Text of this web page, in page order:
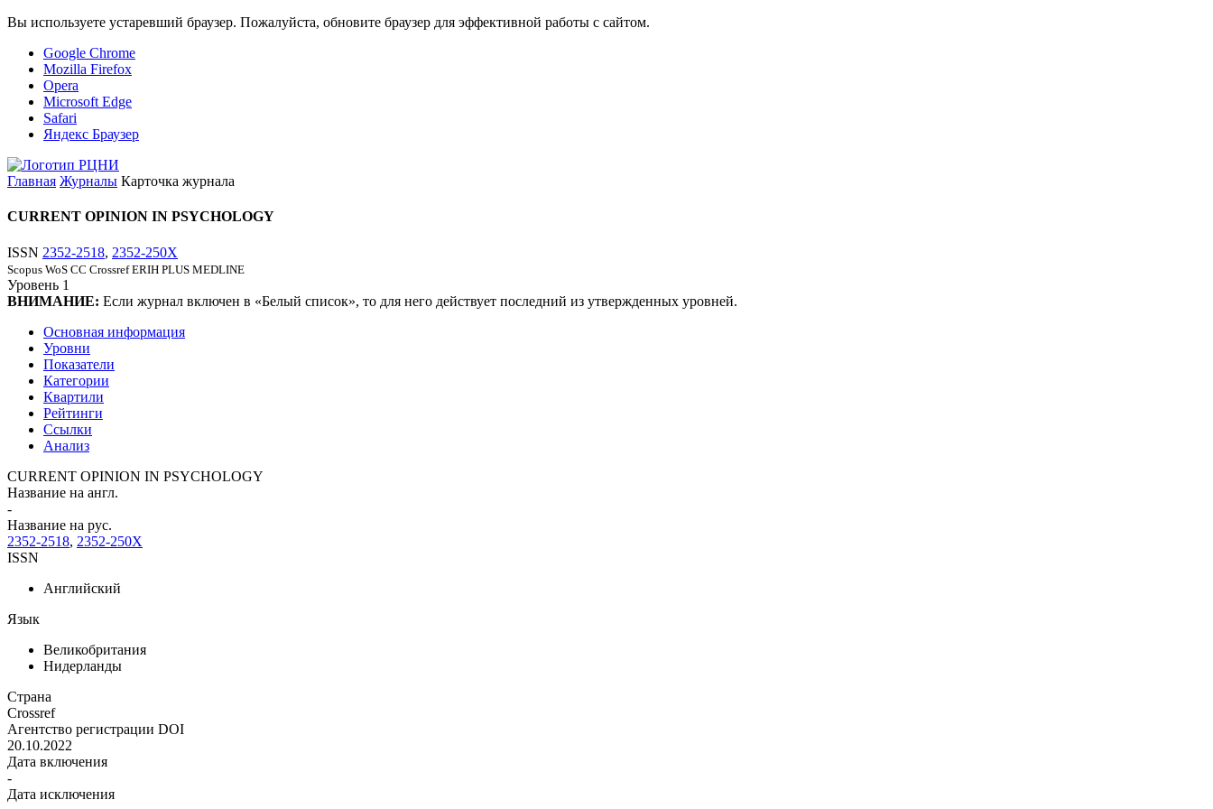
Вы используете устаревший браузер. Пожалуйста, обновите браузер для эффективной работы с сайтом.
Google Chrome
Mozilla Firefox
Opera
Microsoft Edge
Safari
Яндекс Браузер
Главная Журналы Карточка журнала
CURRENT OPINION IN PSYCHOLOGY
ISSN 2352-2518, 2352-250X
Scopus WoS CC Crossref ERIH PLUS MEDLINE
Уровень 1
ВНИМАНИЕ: Если журнал включен в «Белый список», то для него действует последний из утвержденных уровней.
Основная информация
Уровни
Показатели
Категории
Квартили
Рейтинги
Ссылки
Анализ
CURRENT OPINION IN PSYCHOLOGY
Название на англ.
-
Название на рус.
2352-2518, 2352-250X
ISSN
Английский
Язык
Великобритания
Нидерланды
Страна
Crossref
Агентство регистрации DOI
20.10.2022
Дата включения
-
Дата исключения